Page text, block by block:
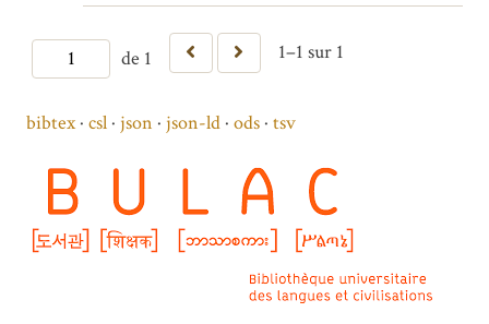
de 1 1–1 sur 1
bibtex csl json json-ld ods tsv